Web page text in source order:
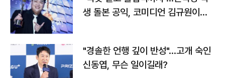
생 돌본 공익, 코미디언 김규원이었
"경솔한 언행 깊이 반성"…고개 숙인
신동엽, 무슨 일이길래?